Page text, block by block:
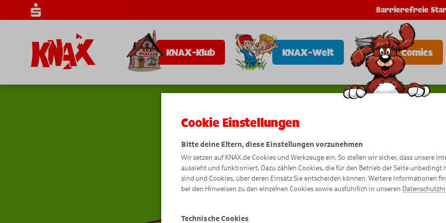
Barrierefreie
KNAX-Klub KNAX-Welt Comics
Cookie Einstellungen
Bitte deine Eltern, diese Einstellungen vorzunehmen
Wir setzen auf KNAX.de Cookies und Werkzeuge ein. So stellen wir sicher, dass unsere
aussieht und funktioniert. Dazu zählen Cookies, die für den Betrieb der Seite unbedingt
sind und Cookies, über deren Einsatz Sie entscheiden können. Weitere Informationen
bei den Hinweisen zu den einzelnen Cookies sowie ausführlich in unseren
Technische Cookies